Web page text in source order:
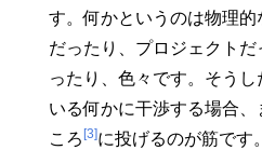
す。何かというのは物理
だったり、プロジェクト
ったり、色々です。そう
いる何かに干渉する場合
ころ [3]に投げるのが筋です